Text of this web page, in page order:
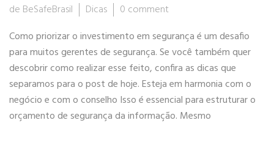
de BeSafeBrasil Dicas
0 comment
Como priorizar o investimento em segurança é um desafio
para muitos gerentes de segurança. Se você também quer
descobrir como realizar esse feito, confira as dicas que
separamos para o post de hoje. Esteja em harmonia com o
negócio e com o conselho Isso é essencial para estruturar o
orçamento de segurança da informação. Mesmo